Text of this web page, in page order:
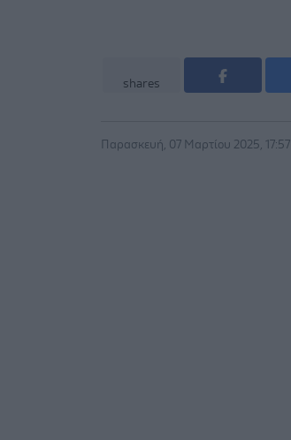
shares
Παρασκευή, 07 Μαρτίου 2025, 17:57